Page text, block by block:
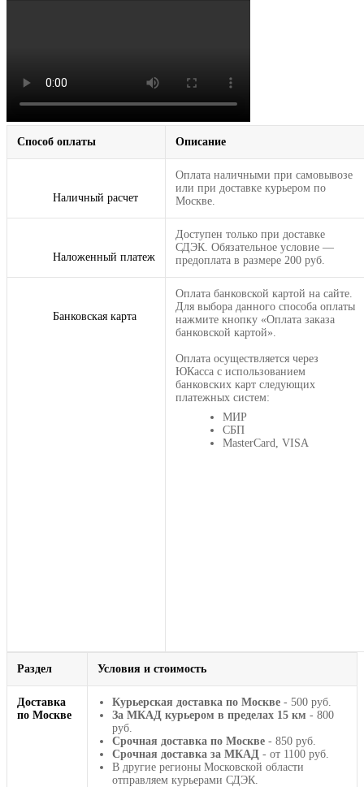
Способ оплаты Описание
Наличный расчет
Оплата наличными при самовывозе
или при доставке курьером по
Москве.
Наложенный платеж
Доступен только при доставке
СДЭК. Обязательное условие —
предоплата в размере 200 руб.
Банковская карта
Оплата банковской картой на сайте.
Для выбора данного способа оплаты
нажмите кнопку «Оплата заказа
банковской картой».
Оплата осуществляется через
ЮКасса с использованием
банковских карт следующих
платежных систем:
МИР
СБП
MasterCard, VISA
Раздел Условия и стоимость
Доставка
по Москве
Курьерская доставка по Москве - 500 руб.
За МКАД курьером в пределах 15 км - 800
руб.
Срочная доставка по Москве - 850 руб.
Срочная доставка за МКАД - от 1100 руб.
В другие регионы Московской области
отправляем курьерами СДЭК.